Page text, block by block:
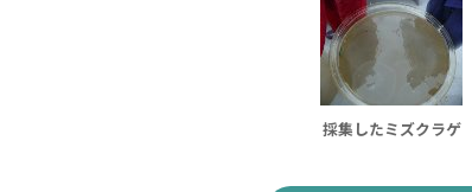
採集したミズクラゲ